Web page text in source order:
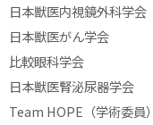
日本獣医内視鏡外科学会
日本獣医がん学会
比較眼科学会
日本獣医腎泌尿器学会
Team HOPE（学術委員）